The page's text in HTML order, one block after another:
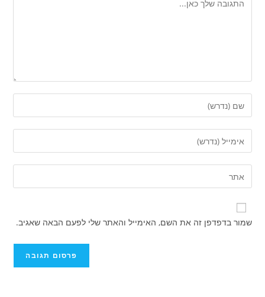
שמור בדפדפן זה את השם, האימייל והאתר שלי לפעם הבאה שאגיב.